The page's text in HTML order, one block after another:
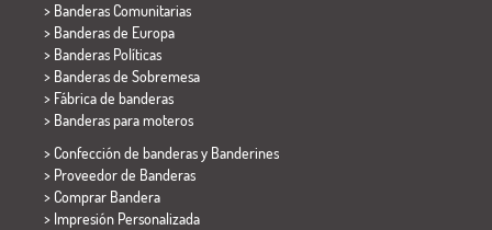
> Banderas Comunitarias
> Banderas de Europa
> Banderas Políticas
> Banderas de Sobremesa
> Fábrica de banderas
> Banderas para moteros
> Confección de banderas y Banderines
> Proveedor de Banderas
> Comprar Bandera
> Impresión Personalizada